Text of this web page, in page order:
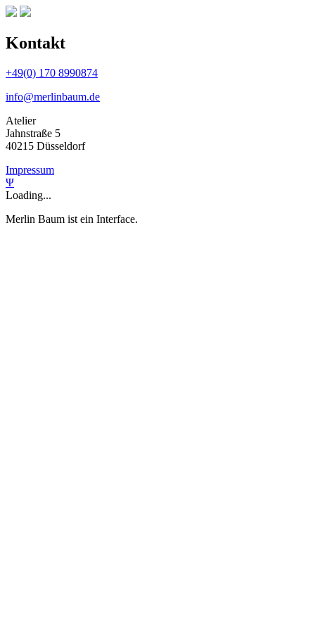
Kontakt
+49(0) 170 8990874
info@merlinbaum.de
Atelier
Jahnstraße 5
40215 Düsseldorf
Impressum
Ψ
Loading...
Merlin Baum ist ein Interface.